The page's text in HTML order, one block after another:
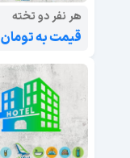
هر نفر دو تخته
قیمت به تومان